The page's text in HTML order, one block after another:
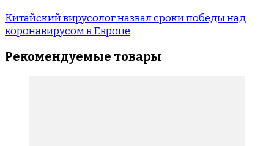
Китайский вирусолог назвал сроки победы над
коронавирусом в Европе
Рекомендуемые товары